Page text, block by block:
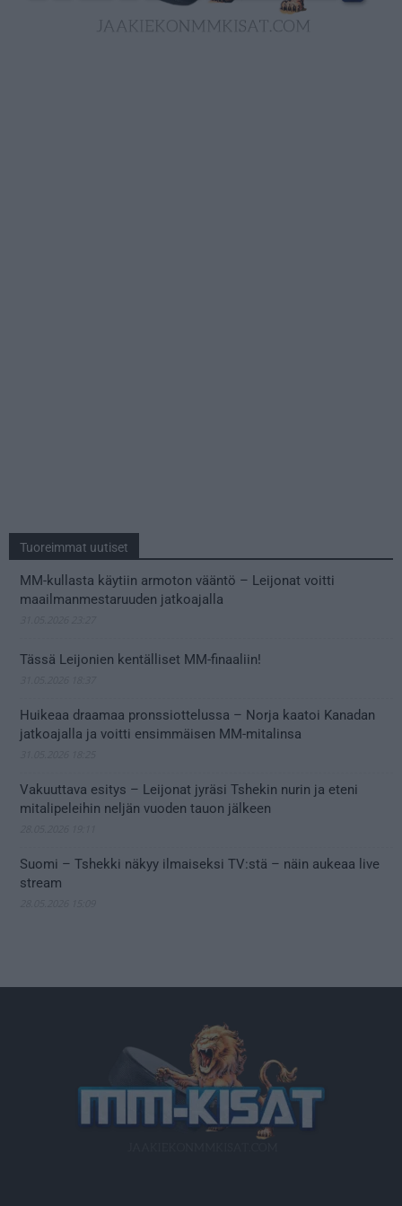
Tuoreimmat uutiset
MM-kullasta käytiin armoton vääntö – Leijonat voitti
maailmanmestaruuden jatkoajalla
Tässä Leijonien kentälliset MM-finaaliin!
Huikeaa draamaa pronssiottelussa – Norja kaatoi Kanadan
jatkoajalla ja voitti ensimmäisen MM-mitalinsa
Vakuuttava esitys – Leijonat jyräsi Tshekin nurin ja eteni
mitalipeleihin neljän vuoden tauon jälkeen
Suomi – Tshekki näkyy ilmaiseksi TV:stä – näin aukeaa live
stream